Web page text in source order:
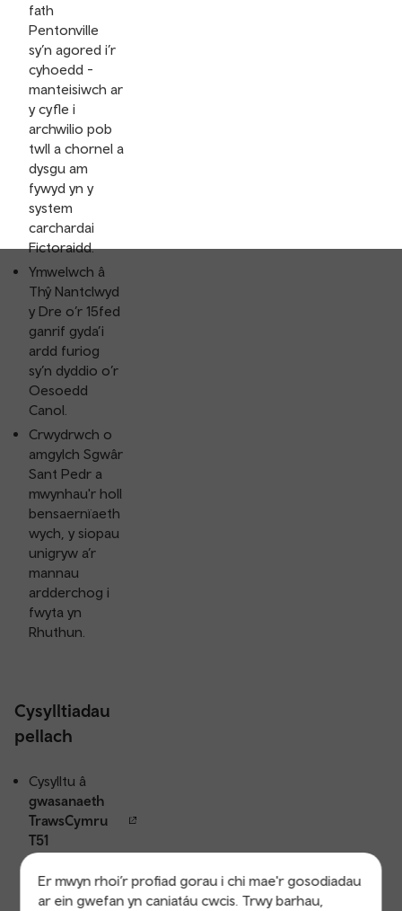
Er mwyn rhoi’r profiad gorau i chi mae'r gosodiadau
ar ein gwefan yn caniatáu cwcis. Trwy barhau,
fath
Pentonville
sy’n agored i’r
cyhoedd -
manteisiwch ar
y cyfle i
archwilio pob
twll a chornel a
dysgu am
fywyd yn y
system
carchardai
Fictoraidd.
Ymwelwch â
Thŷ Nantclwyd
y Dre o’r 15fed
ganrif gyda’i
ardd furiog
sy’n dyddio o’r
Oesoedd
Canol.
Crwydrwch o
amgylch Sgwâr
Sant Pedr a
mwynhau'r holl
bensaernïaeth
wych, y siopau
unigryw a’r
mannau
ardderchog i
fwyta yn
Rhuthun.
Cysylltiadau
pellach
Cysylltu â
gwasanaeth
TrawsCymru
T51
tuag at Y Rhyl,
Dinbych neu
Wrecsam.